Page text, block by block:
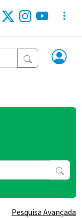
Pesquisa Avançada